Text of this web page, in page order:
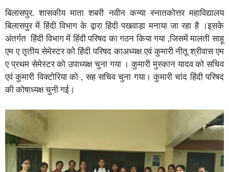
बिलासपुर. शासकीय माता शबरी नवीन कन्या स्नातकोत्तर महाविद्यालय
बिलासपुर में हिंदी विभाग के द्वारा हिंदी पखवाड़ा मनाया जा रहा है ।इसके
अंतर्गत हिंदी विभाग में हिंदी परिषद का गठन किया गया ,जिसमें मालती साहू
एम ए तृतीय सेमेस्टर को हिंदी परिषद काअध्यक्ष एवं कुमारी नीतू श्रीवास एम
ए प्रथम सेमेस्टर को उपाध्यक्ष चुना गया । कुमारी मुस्कान यादव को सचिव
एवं कुमारी विक्टोरिया को , सह सचिव चुना गया। कुमारी चांद हिंदी परिषद
की कोषाध्यक्ष चुनी गई।